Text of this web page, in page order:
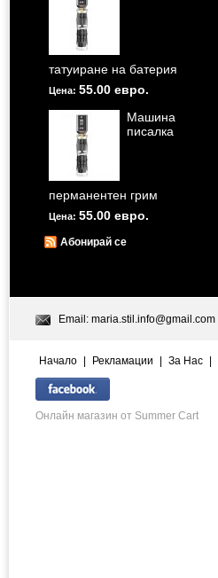
татуиране на батерия
Цена: 55.00 евро.
Машина
писалка
перманентен грим
Цена: 55.00 евро.
Абонирай се
Email: maria.stil.info@gmail.com
Начало | Рекламации | За Нас |
Онлайн магазин от Summer Cart